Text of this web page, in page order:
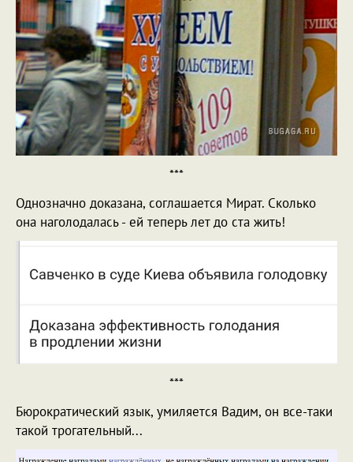
***
Однозначно доказана, соглашается Мират. Сколько
она наголодалась - ей теперь лет до ста жить!
***
Бюрократический язык, умиляется Вадим, он все-таки
такой трогательный...